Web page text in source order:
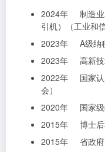
2024年 制造业
引机）（工业和
2023年 A级纳税
2023年 高新技
2022年 国家认
会）
2020年 国家级
2015年 博士后
2015年 省政府